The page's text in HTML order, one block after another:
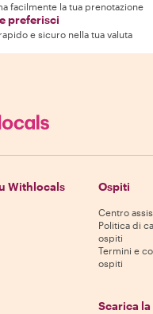
facilmente la tua prenotazione
preferisci
e sicuro nella tua valuta
Withlocals Ospiti
Centro
Politica di
ospiti
Termini e
ospiti
Scarica